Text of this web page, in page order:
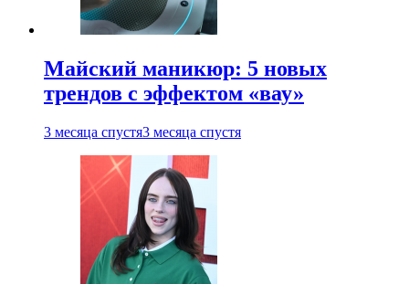
Майский маникюр: 5 новых
трендов с эффектом «вау»
3 месяца спустя3 месяца спустя